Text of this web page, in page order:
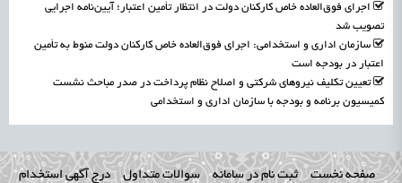
اجرای فوق‌العاده خاص کارکنان دولت در انتظار تأمین اعتبار؛ آیین‌نامه اجرایی
تصویب شد
سازمان اداری و استخدامی: اجرای فوق‌العاده خاص کارکنان دولت منوط به تأمین
اعتبار در بودجه است
تعیین تکلیف نیروهای شرکتی و اصلاح نظام پرداخت در صدر مباحث نشست
کمیسیون برنامه و بودجه با سازمان اداری و استخدامی
صفحه نخست ثبت نام در سامانه سوالات متداول
درج آگهی استخدام